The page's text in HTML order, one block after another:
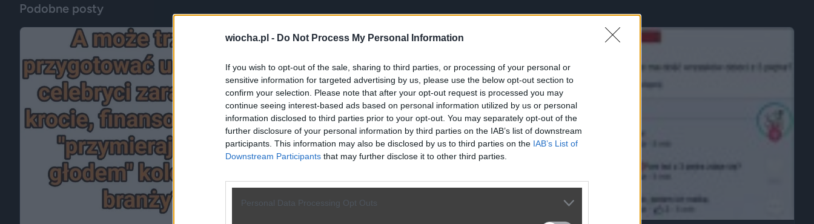
wiocha.pl - Do Not Process My Personal Information
If you wish to opt-out of the sale, sharing to third parties, or processing of your personal or
sensitive information for targeted advertising by us, please use the below opt-out section to
confirm your selection. Please note that after your opt-out request is processed you may
continue seeing interest-based ads based on personal information utilized by us or personal
information disclosed to third parties prior to your opt-out. You may separately opt-out of the
further disclosure of your personal information by third parties on the IAB’s list of downstream
participants. This information may also be disclosed by us to third parties on the IAB’s List of
Downstream Participants that may further disclose it to other third parties.
Personal Data Processing Opt Outs
Podobne posty